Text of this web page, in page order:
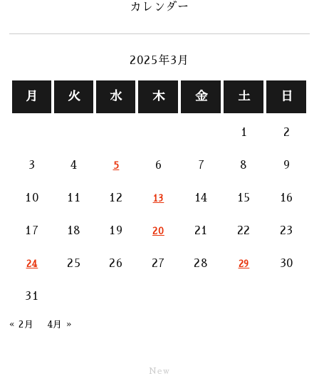
カレンダー
2025年3月
月 火 水 木 金 土 日
1 2
3 4 5 6 7 8 9
10 11 12 13 14 15 16
17 18 19 20 21 22 23
24 25 26 27 28 29 30
31
« 2月 4月 »
New